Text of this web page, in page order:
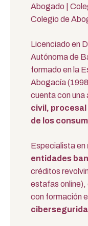
Abogado |
Colegio de
Licenciado en
Autónoma de
formado en la
Abogacía
cuenta con una
civil,
de los
Especialista en
entidades
créditos
estafas online),
con formación